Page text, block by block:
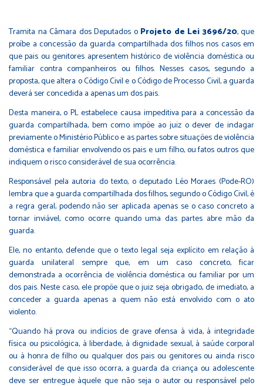
Tramita na Câmara dos Deputados o Projeto de Lei 3696/20, que
proíbe a concessão da guarda compartilhada dos filhos nos casos em
que pais ou genitores apresentem histórico de violência doméstica ou
familiar contra companheiros ou filhos. Nesses casos, segundo a
proposta, que altera o Código Civil e o Código de Processo Civil, a guarda
deverá ser concedida a apenas um dos pais.
Desta maneira, o PL estabelece causa impeditiva para a concessão da
guarda compartilhada, bem como impõe ao juiz o dever de indagar
previamente o Ministério Público e as partes sobre situações de violência
doméstica e familiar envolvendo os pais e um filho, ou fatos outros que
indiquem o risco considerável de sua ocorrência.
Responsável pela autoria do texto, o deputado Léo Moraes (Pode-RO)
lembra que a guarda compartilhada dos filhos, segundo o Código Civil, é
a regra geral, podendo não ser aplicada apenas se o caso concreto a
tornar inviável, como ocorre quando uma das partes abre mão da
guarda.
Ele, no entanto, defende que o texto legal seja explícito em relação à
guarda unilateral sempre que, em um caso concreto, ficar
demonstrada a ocorrência de violência doméstica ou familiar por um
dos pais. Neste caso, ele propõe que o juiz seja obrigado, de imediato, a
conceder a guarda apenas a quem não está envolvido com o ato
violento.
“Quando há prova ou indícios de grave ofensa à vida, à integridade
física ou psicológica, à liberdade, à dignidade sexual, à saúde corporal
ou à honra de filho ou qualquer dos pais ou genitores ou ainda risco
considerável de que isso ocorra, a guarda da criança ou adolescente
deve ser entregue àquele que não seja o autor ou responsável pelo